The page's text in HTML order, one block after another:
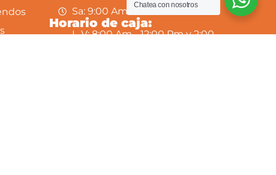
Sa: 9:00 Am - 12:00 m
Horario de caja:
L-V: 8:00 Am - 12:00 Pm y 2:00
Chatea con nosotros